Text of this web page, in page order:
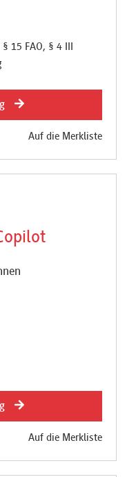
15 FAO, § 4 III
Auf die Merkliste
Auf die Merkliste